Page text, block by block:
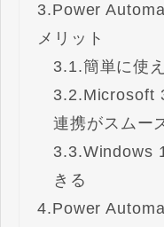
3.Power
メリット​​​​​​​
3.1.簡単に使
3.2.Microsoft
連携がスムー
3.3.Windows
きる
4.Power